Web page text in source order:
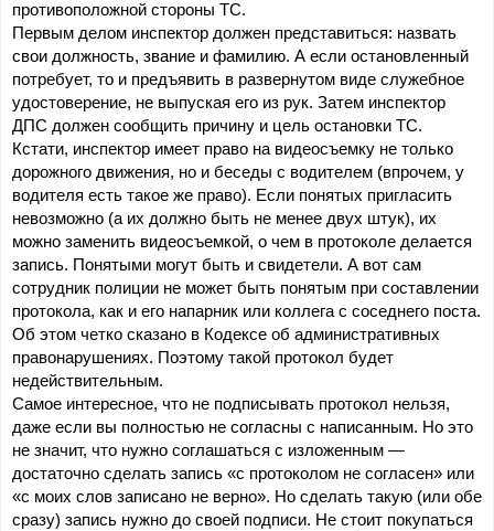
противоположной стороны ТС.
Первым делом инспектор должен представиться: назвать
свои должность, звание и фамилию. А если остановленный
потребует, то и предъявить в развернутом виде служебное
удостоверение, не выпуская его из рук. Затем инспектор
ДПС должен сообщить причину и цель остановки ТС.
Кстати, инспектор имеет право на видеосъемку не только
дорожного движения, но и беседы с водителем (впрочем, у
водителя есть такое же право). Если понятых пригласить
невозможно (а их должно быть не менее двух штук), их
можно заменить видеосъемкой, о чем в протоколе делается
запись. Понятыми могут быть и свидетели. А вот сам
сотрудник полиции не может быть понятым при составлении
протокола, как и его напарник или коллега с соседнего поста.
Об этом четко сказано в Кодексе об административных
правонарушениях. Поэтому такой протокол будет
недействительным.
Самое интересное, что не подписывать протокол нельзя,
даже если вы полностью не согласны с написанным. Но это
не значит, что нужно соглашаться с изложенным —
достаточно сделать запись «с протоколом не согласен» или
«с моих слов записано не верно». Но сделать такую (или обе
сразу) запись нужно до своей подписи. Не стоит покупаться